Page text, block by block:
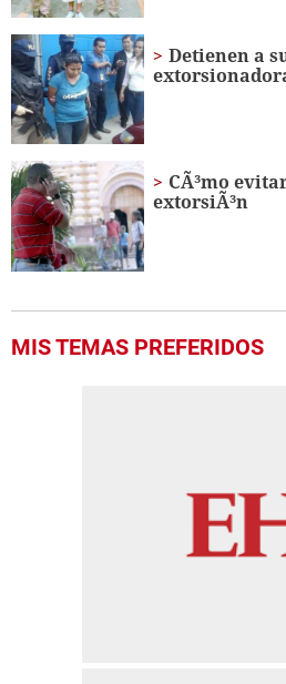
Detienen a
CÃ³mo
extorsiÃ³n
MIS TEMAS PREFERIDOS